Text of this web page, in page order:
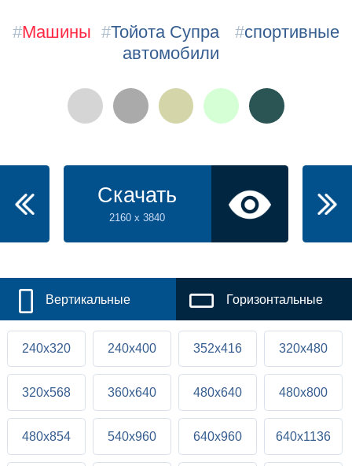
#Машины #Тойота Супра #спортивные
автомобили
Скачать
2160 x 3840
Вертикальные Горизонтальные
240x320 240x400 352x416 320x480
320x568 360x640 480x640 480x800
480x854 540x960 640x960 640x1136